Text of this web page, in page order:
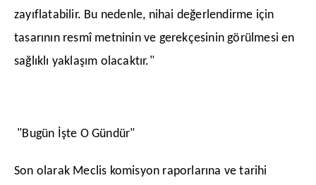
zayıflatabilir. Bu nedenle, nihai değerlendirme için
tasarının resmî metninin ve gerekçesinin görülmesi en
sağlıklı yaklaşım olacaktır."
"Bugün İşte O Gündür"
​Son olarak Meclis komisyon raporlarına ve tarihi